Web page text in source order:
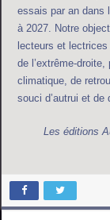
essais par an dans
à 2027. Notre
lecteurs et
de l’extrême-
climatique, de
souci d’autrui et de
Les éditions